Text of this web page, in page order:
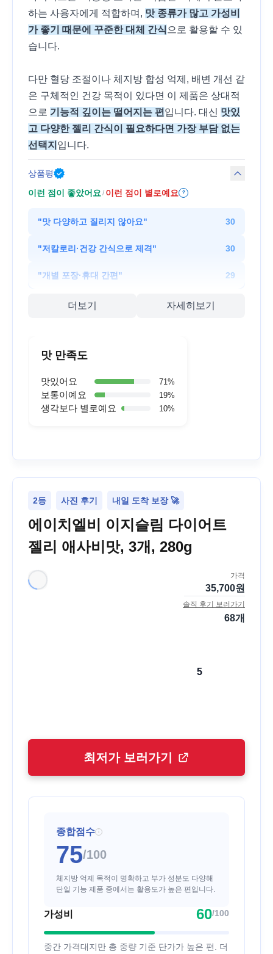
하는 사용자에게 적합하며, 맛 종류가 많고 가성비
가 좋기 때문에 꾸준한 대체 간식 으로 활용할 수 있
습니다.
다만 혈당 조절이나 체지방 합성 억제, 배변 개선 같
은 구체적인 건강 목적이 있다면 이 제품은 상대적
으로 기능적 깊이는 떨어지는 편 입니다. 대신 맛있
고 다양한 젤리 간식이 필요하다면 가장 부담 없는
선택지 입니다.
상품평
이런 점이 좋았어요/ 이런 점이 별로예요 ?
"맛 다양하고 질리지 않아요" 30
"저칼로리·건강 간식으로 제격 " 30
"개별 포장·휴대 간편" 29
더보기 자세히보기
맛 만족도
맛있어요 71%
보통이예요 19%
생각보다 별로예요 10%
2등 사진 후기 내일 도착 보장 🚀
에이치엘비 이지슬림 다이어트
젤리 애사비맛, 3개, 280g
가격
35,700원
솔직 후기 보러가기
68개
5
최저가 보러가기
종합점수 i
75/100
체지방 억제 목적이 명확하고 부가 성분도 다양해
단일 기능 제품 중에서는 활용도가 높은 편입니다.
가성비 60/100
중간 가격대지만 총 중량 기준 단가가 높은 편. 더